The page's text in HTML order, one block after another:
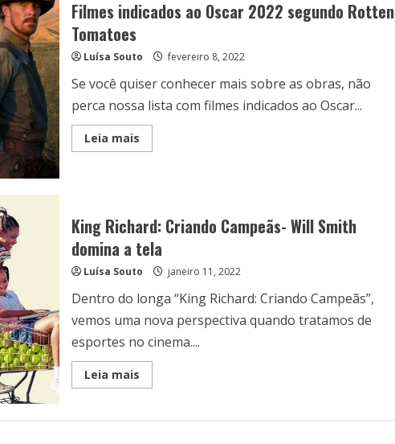
Filmes indicados ao Oscar 2022 segundo Rotten
Tomatoes
Luísa Souto fevereiro 8, 2022
Se você quiser conhecer mais sobre as obras, não
perca nossa lista com filmes indicados ao Oscar...
Leia maisRead
more
2022
segundo
Rotten
Tomatoes
King Richard: Criando Campeãs- Will Smith
domina a tela
Luísa Souto janeiro 11, 2022
Dentro do longa “King Richard: Criando Campeãs”,
vemos uma nova perspectiva quando tratamos de
esportes no cinema....
Leia maisRead
more